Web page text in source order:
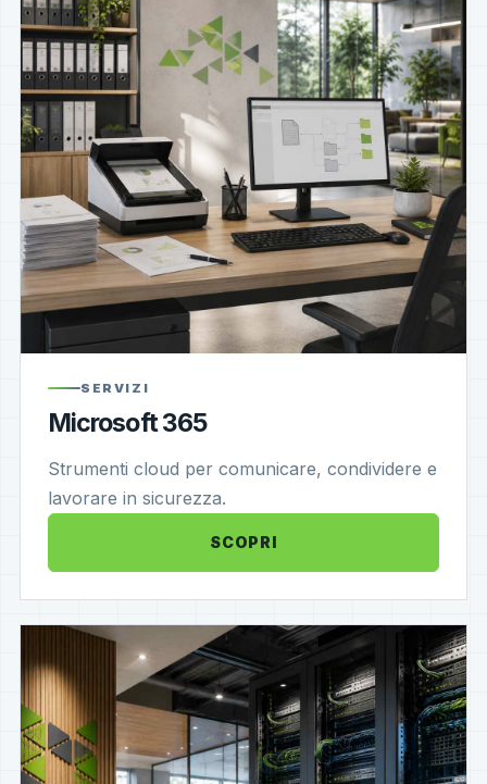
SERVIZI
Microsoft 365
Strumenti cloud per comunicare, condividere e
lavorare in sicurezza.
SCOPRI